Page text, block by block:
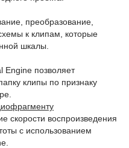
преобразование,
к клипам, которые
шкалы.
позволяет
клипы по признаку
скорости воспроизведения
с использованием